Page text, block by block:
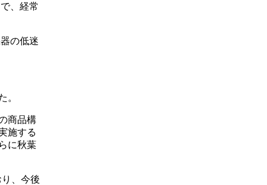
、経常
の低迷
。
商品構
施する
に秋葉
、今後